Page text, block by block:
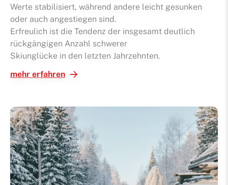
Werte stabilisiert, während andere leicht gesunken
oder auch angestiegen sind.
Erfreulich ist die Tendenz der insgesamt deutlich
rückgängigen Anzahl schwerer
Skiunglücke in den letzten Jahrzehnten.
mehr erfahren